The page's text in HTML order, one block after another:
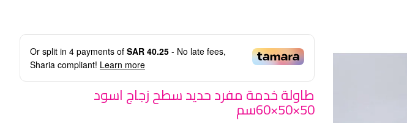
Or split in 4 payments of SAR 40.25 - No late fees,
Sharia compliant! Learn more
طاولة خدمة مفرد حديد سطح زجاج اسود
50×50×60سم